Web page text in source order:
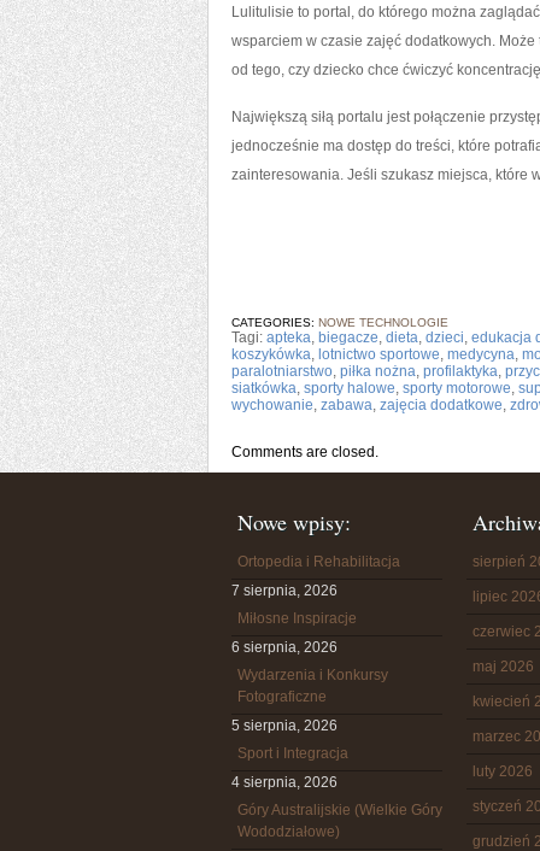
Lulitulisie to portal, do którego można
wsparciem w czasie zajęć dodatkowych.
od tego, czy dziecko chce ćwiczyć
Największą siłą portalu jest połączenie
jednocześnie ma dostęp do treści, które
zainteresowania. Jeśli szukasz miejsca, które
CATEGORIES: NOWE TECHNOLOGIE
Tagi: apteka, biegacze, dieta, dzieci, edukacja
koszykówka, lotnictwo sportowe, medycyna,
paralotniarstwo, piłka nożna, profilaktyka,
siatkówka, sporty halowe, sporty motorowe,
wychowanie, zabawa, zajęcia dodatkowe,
Comments are closed.
Nowe wpisy:
Ortopedia i Rehabilitacja
7 sierpnia, 2026
Miłosne Inspiracje
6 sierpnia, 2026
Wydarzenia i Konkursy
Fotograficzne
5 sierpnia, 2026
Sport i Integracja
4 sierpnia, 2026
Góry Australijskie (Wielkie Góry
Wododziałowe)
sierpień
lipiec
czerwiec
maj 2026
kwiecień
marzec
luty 2026
styczeń
grudzień